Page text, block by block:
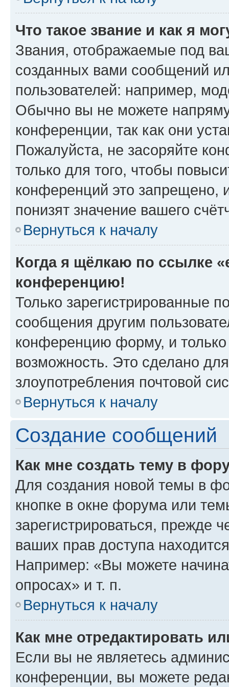
Что такое звание и как я
Звания, отображаемые под
созданных вами сообщений
пользователей: например,
Обычно вы не можете
конференции, так как они
Пожалуйста, не засоряйте
только для того, чтобы
конференций это запрещено,
понизят значение вашего
Вернуться к началу
Когда я щёлкаю по ссылке
конференцию!
Только зарегистрированные
сообщения другим
конференцию форму, и
возможность. Это сделано
злоупотребления почтовой
Вернуться к началу
Создание сообщений
Как мне создать тему в
Для создания новой темы в
кнопке в окне форума или
зарегистрироваться, прежде
ваших прав доступа
Например: «Вы можете
опросах» и т. п.
Вернуться к началу
Как мне отредактировать
Если вы не являетесь
конференции, вы можете